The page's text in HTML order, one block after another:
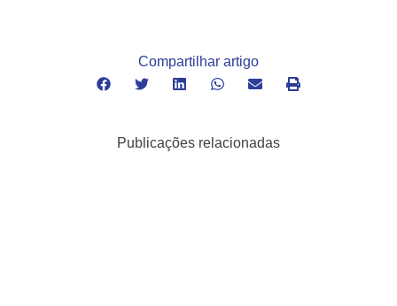
Compartilhar artigo
Publicações relacionadas